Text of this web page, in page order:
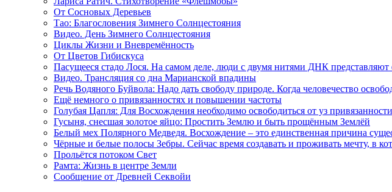
От Сосновых Деревьев
Тао: Благословения Зимнего Солнцестояния
Видео. День Зимнего Солнцестояния
Циклы Жизни и Вневремённость
От Цветов Гибискуса
Пасущееся стадо Лося. На самом деле, люди с двумя нитями ДНК представляют
Видео. Трансляция со дна Марианской впадины
Речь Водяного Буйвола: Надо дать свободу природе. Когда человечество
Ещё немного о привязанностях и повышении частоты
Голубая Цапля: Для Восхождения необходимо освободиться от уз привязанности
Гусыня, снесшая золотое яйцо: Простить Землю и быть прощённым Землёй
Белый мех Полярного Медведя. Восхождение – это единственная причина
Чёрные и белые полосы Зебры. Сейчас время создавать и проживать мечту, в
Прольётся потоком Свет
Рамта: Жизнь в центре Земли
Сообщение от Древней Секвойи